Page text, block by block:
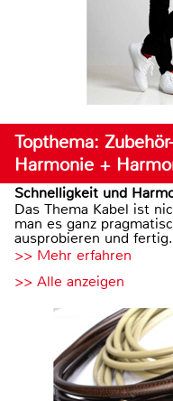
Topthema:
Harmonie +
Schnelligkeit und
Das Thema Kabel ist
man es ganz
ausprobieren und fertig.
>> Mehr erfahren
>> Alle anzeigen